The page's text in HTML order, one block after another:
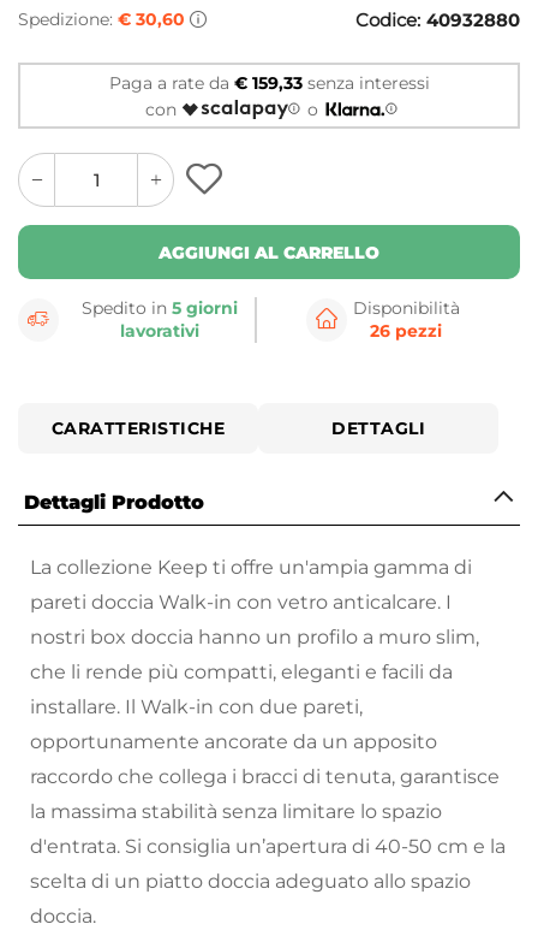
Spedizione: € 30,60 Codice: 40932880
Paga a rate da € 159,33senza interessi
con
o
quantity
button
quantity
minus
button
AGGIUNGI AL CARRELLO
Spedito in5 giorni
lavorativi
Disponibilità
26 pezzi
CARATTERISTICHE DETTAGLI
Dettagli Prodotto
La collezione Keep ti offre un'ampia gamma di
pareti doccia Walk-in con vetro anticalcare. I
nostri box doccia hanno un profilo a muro slim,
che li rende più compatti, eleganti e facili da
installare. Il Walk-in con due pareti,
opportunamente ancorate da un apposito
raccordo che collega i bracci di tenuta, garantisce
la massima stabilità senza limitare lo spazio
d'entrata. Si consiglia un’apertura di 40-50 cm e la
scelta di un piatto doccia adeguato allo spazio
doccia.